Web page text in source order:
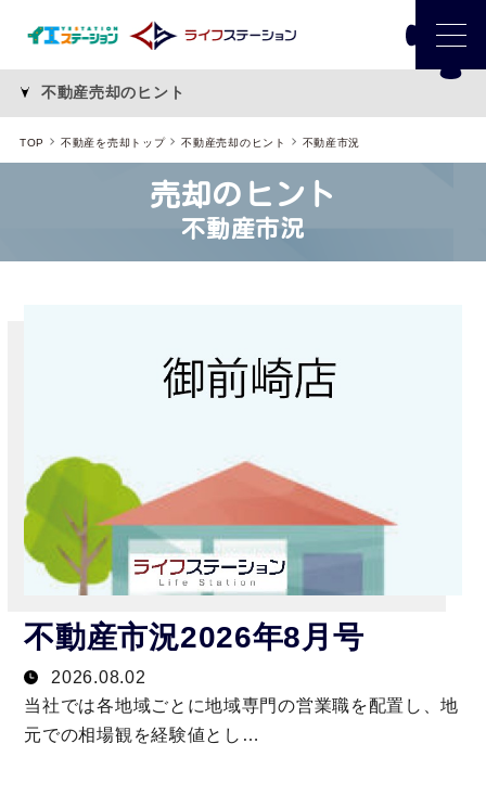
不動産売却のヒント
TOP 不動産を売却トップ 不動産売却のヒント 不動産市況
売却のヒント
不動産市況
不動産市況2026年8月号
2026.08.02
当社では各地域ごとに地域専門の営業職を配置し、地
元での相場観を経験値とし…